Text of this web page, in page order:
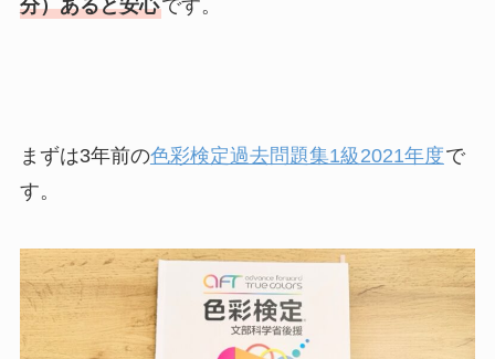
分）あると安心です。
まずは3年前の色彩検定過去問題集1級2021年度で
す。